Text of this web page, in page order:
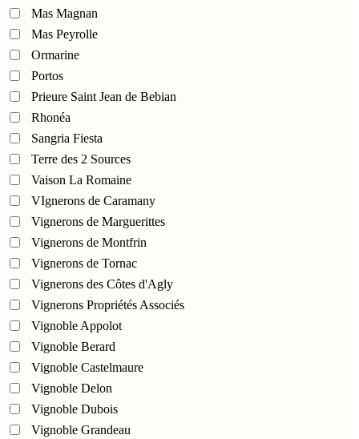
Mas Magnan
Mas Peyrolle
Ormarine
Portos
Prieure Saint Jean de Bebian
Rhonéa
Sangria Fiesta
Terre des 2 Sources
Vaison La Romaine
VIgnerons de Caramany
Vignerons de Marguerittes
Vignerons de Montfrin
Vignerons de Tornac
Vignerons des Côtes d'Agly
Vignerons Propriétés Associés
Vignoble Appolot
Vignoble Berard
Vignoble Castelmaure
Vignoble Delon
Vignoble Dubois
Vignoble Grandeau